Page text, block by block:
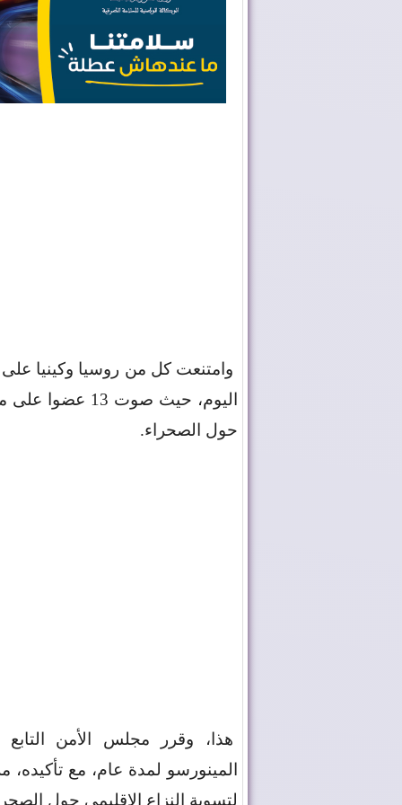
وامتنعت كل من روسيا وكينيا
اليوم، حيث
حول الصحراء.
هذا، وقرر مجلس الأمن التابع
المينورسو لمدة عام، مع تأكيده،
لتسوية النزاع الإقليمي حول